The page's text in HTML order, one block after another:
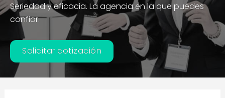
Seriedad y eficacia. La agencia en la que puedes
confiar.
Solicitar cotización